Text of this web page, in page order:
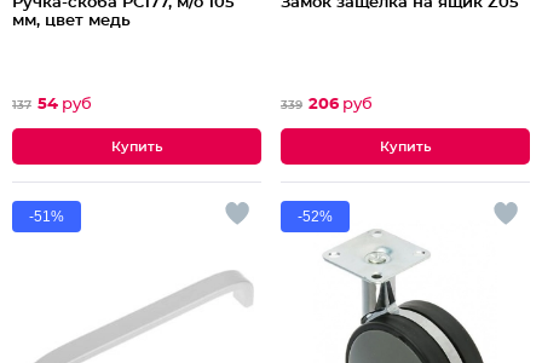
мм, цвет медь
137 54 руб 339 206 руб
-51% -52%